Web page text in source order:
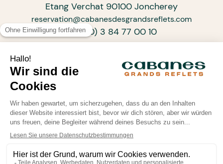
Etang Verchat 90100 Joncherey
reservation@cabanesdesgrandsreflets.com
+33 (0) 3 84 77 00 10
ARCHITEKTEN DES PROGRESSIVEN
ABONNIEREN SIE UNSEREN NEWSLETTER